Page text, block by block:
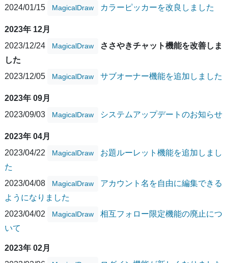
2024/01/15 MagicalDraw カラーピッカーを改良しました
2023年 12月
2023/12/24
MagicalDraw
ささやきチャット機能を改善しま
した
2023/12/05
MagicalDraw サブオーナー機能を追加しました
2023年 09月
2023/09/03
MagicalDraw システムアップデートのお知らせ
2023年 04月
2023/04/22
MagicalDraw
お題ルーレット機能を追加しまし
た
2023/04/08
MagicalDraw
アカウント名を自由に編集できる
ようになりました
2023/04/02
MagicalDraw
相互フォロー限定機能の廃止につ
いて
2023年 02月